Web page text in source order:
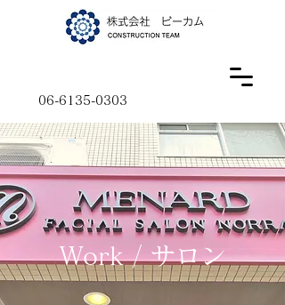
06-6135-0303
Work / サロン